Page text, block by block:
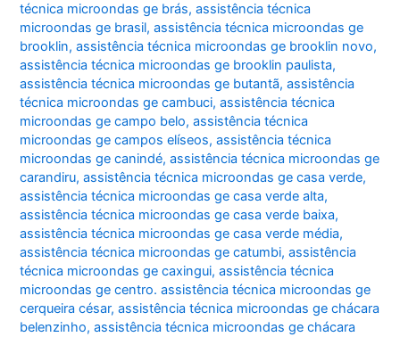
técnica microondas ge brás,assistência técnica
microondas ge brasil,assistência técnica microondas ge
brooklin,assistência técnica microondas ge brooklin novo,
assistência técnica microondas ge brooklin paulista,
assistência técnica microondas ge butantã,assistência
técnica microondas ge cambuci,assistência técnica
microondas ge campo belo,assistência técnica
microondas ge campos elíseos,assistência técnica
microondas ge canindé,assistência técnica microondas ge
carandiru,assistência técnica microondas ge casa verde,
assistência técnica microondas ge casa verde alta,
assistência técnica microondas ge casa verde baixa,
assistência técnica microondas ge casa verde média,
assistência técnica microondas ge catumbi,assistência
técnica microondas ge caxingui,assistência técnica
microondas ge centro. assistência técnica microondas ge
cerqueira césar,assistência técnica microondas ge chácara
belenzinho,assistência técnica microondas ge chácara